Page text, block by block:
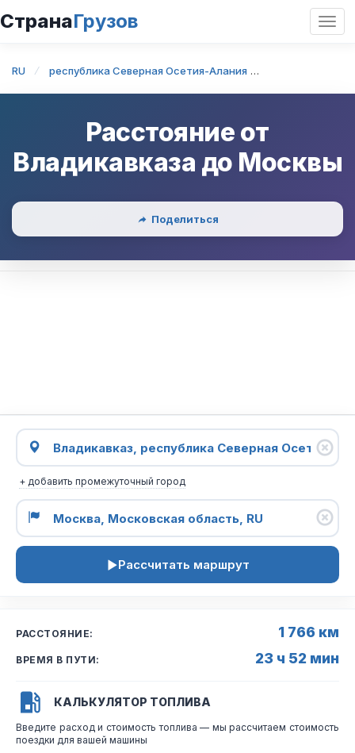
СтранаГрузов
RU республика Северная Осетия-Алания
Расстояние от
Владикавказа до Москвы
Поделиться
+ добавить промежуточный город
Рассчитать маршрут
РАССТОЯНИЕ: 1 766 км
ВРЕМЯ В ПУТИ: 23 ч 52 мин
КАЛЬКУЛЯТОР ТОПЛИВА
Введите расход и стоимость топлива — мы рассчитаем стоимость
поездки для вашей машины